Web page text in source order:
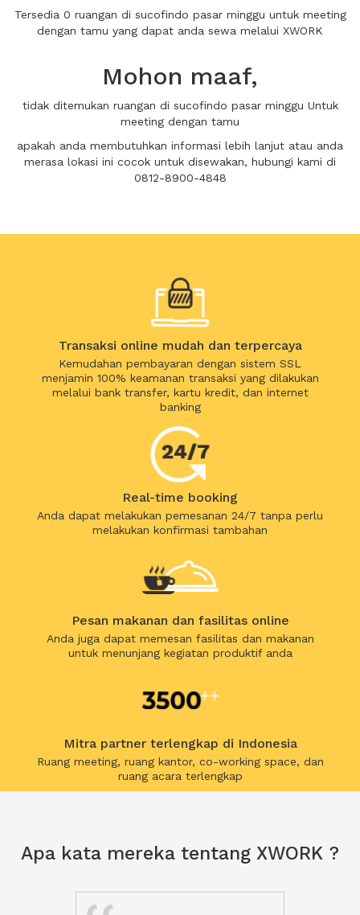
Tersedia 0 ruangan di sucofindo pasar minggu untuk meeting
dengan tamu yang dapat anda sewa melalui XWORK
Mohon maaf,
tidak ditemukan ruangan di sucofindo pasar minggu Untuk
meeting dengan tamu
apakah anda membutuhkan informasi lebih lanjut atau anda
merasa lokasi ini cocok untuk disewakan, hubungi kami di
0812-8900-4848
Transaksi online mudah dan terpercaya
Kemudahan pembayaran dengan sistem SSL
menjamin 100% keamanan transaksi yang dilakukan
melalui bank transfer, kartu kredit, dan internet
banking
Real-time booking
Anda dapat melakukan pemesanan 24/7 tanpa perlu
melakukan konfirmasi tambahan
Pesan makanan dan fasilitas online
Anda juga dapat memesan fasilitas dan makanan
untuk menunjang kegiatan produktif anda
Mitra partner terlengkap di Indonesia
Ruang meeting, ruang kantor, co-working space, dan
ruang acara terlengkap
Apa kata mereka tentang XWORK ?